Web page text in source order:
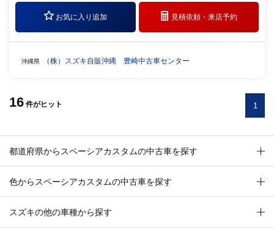
お気に入り追加 見積依頼・来店予約
沖縄県 （株）スズキ自販沖縄 豊崎中古車センター
16 件がヒット 1
都道府県からスペーシアカスタムの中古車を探す
色からスペーシアカスタムの中古車を探す
スズキの他の車種から探す